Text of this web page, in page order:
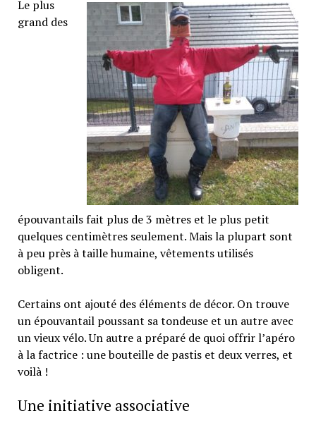
Le plus
grand des
épouvantails fait plus de 3 mètres et le plus petit
quelques centimètres seulement. Mais la plupart sont
à peu près à taille humaine, vêtements utilisés
obligent.
Certains ont ajouté des éléments de décor. On trouve
un épouvantail poussant sa tondeuse et un autre avec
un vieux vélo. Un autre a préparé de quoi offrir l’apéro
à la factrice : une bouteille de pastis et deux verres, et
voilà !
Une initiative associative